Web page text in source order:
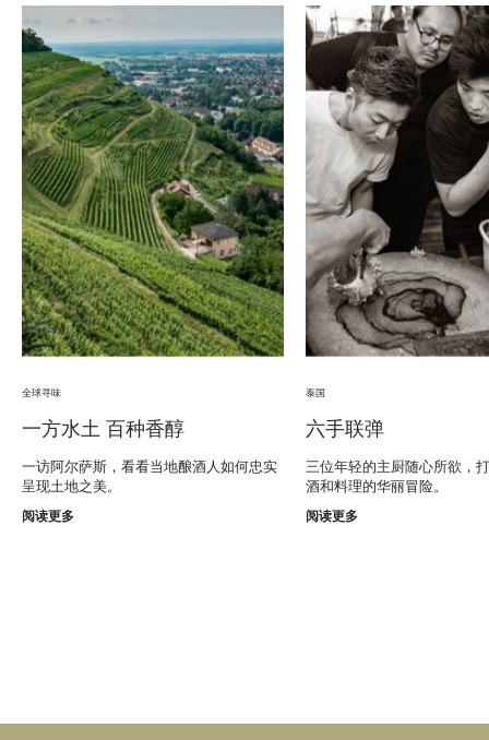
全球寻味
一方水土 百种香醇
一访阿尔萨斯，看看当地酿酒人如何忠实
呈现土地之美。
阅读更多
泰国
六手联弹
三位年轻的主厨随心所欲，
酒和料理的华丽冒险。
阅读更多